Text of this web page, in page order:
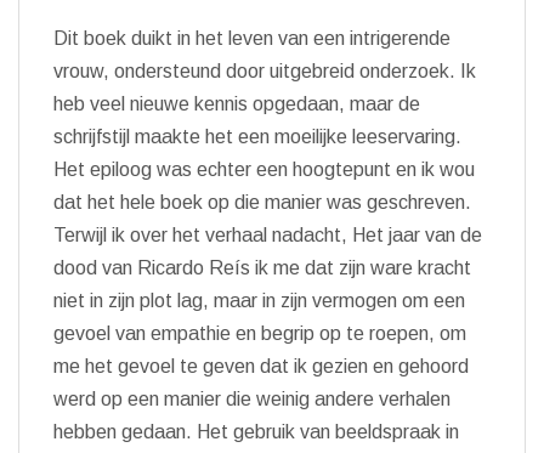
Dit boek duikt in het leven van een intrigerende
vrouw, ondersteund door uitgebreid onderzoek. Ik
heb veel nieuwe kennis opgedaan, maar de
schrijfstijl maakte het een moeilijke leeservaring.
Het epiloog was echter een hoogtepunt en ik wou
dat het hele boek op die manier was geschreven.
Terwijl ik over het verhaal nadacht, Het jaar van de
dood van Ricardo Reís ik me dat zijn ware kracht
niet in zijn plot lag, maar in zijn vermogen om een
gevoel van empathie en begrip op te roepen, om
me het gevoel te geven dat ik gezien en gehoord
werd op een manier die weinig andere verhalen
hebben gedaan. Het gebruik van beeldspraak in